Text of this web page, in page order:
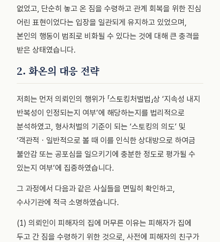
없었고, 단순히 놓고 온 짐을 수령하고 관계 회복을 위한 진심
어린 표현이었다는 입장을 일관되게 유지하고 있었으며,
본인의 행동이 범죄로 비화될 수 있다는 것에 대해 큰 충격을
받은 상태였습니다.
2. 화온의 대응 전략
저희는 먼저 의뢰인의 행위가 「스토킹처벌법」상 ‘지속성 내지
반복성이 인정되는지 여부’에 해당하는지를 법리적으로
분석하였고, 형사처벌의 기준이 되는 ‘스토킹의 의도’ 및
‘객관적ㆍ일반적으로 볼 때 이를 인식한 상대방으로 하여금
불안감 또는 공포심을 일으키기에 충분한 정도로 평가될 수
있는지 여부’에 집중하였습니다.
그 과정에서 다음과 같은 사실들을 면밀히 확인하고,
수사기관에 적극 소명하였습니다.
(1) 의뢰인이 피해자의 집에 머무른 이유는 피해자가 집에
두고 간 짐을 수령하기 위한 것으로, 사전에 피해자의 친구가